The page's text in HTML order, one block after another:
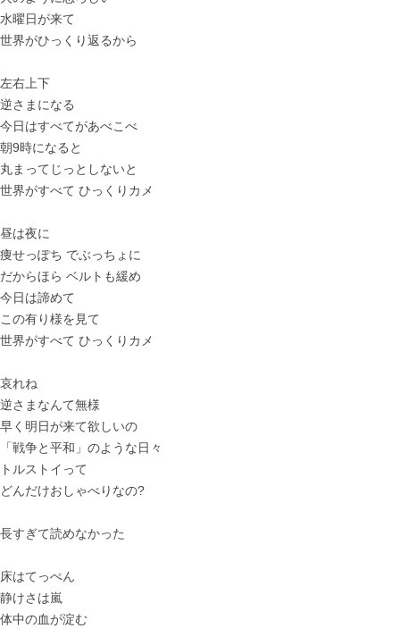
水曜日が来て
世界がひっくり返るから
左右上下
逆さまになる
今日はすべてがあべこべ
朝9時になると
丸まってじっとしないと
世界がすべて ひっくりカメ
昼は夜に
痩せっぽち でぶっちょに
だからほら ベルトも緩め
今日は諦めて
この有り様を見て
世界がすべて ひっくりカメ
哀れね
逆さまなんて無様
早く明日が来て欲しいの
「戦争と平和」のような日々
トルストイって
どんだけおしゃべりなの?
長すぎて読めなかった
床はてっぺん
静けさは嵐
体中の血が淀む